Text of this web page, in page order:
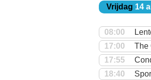
Vrijdag 14
08:00
17:00
The
17:55
18:40